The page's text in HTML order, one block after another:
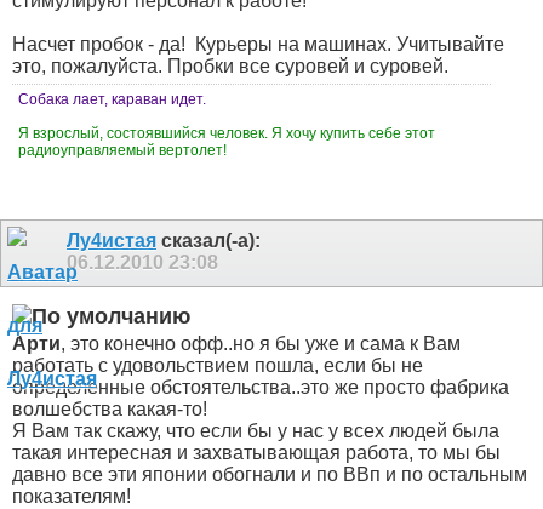
Насчет пробок - да!
Курьеры на машинах. Учитывайте
это, пожалуйста. Пробки все суровей и суровей.
Собака лает, караван идет.
Я взрослый, состоявшийся человек. Я хочу купить себе этот
радиоуправляемый вертолет!
Лу4истая сказал(-а):
06.12.2010 23:08
Арти, это конечно офф..но я бы уже и сама к Вам
работать с удовольствием пошла, если бы не
определенные обстоятельства..это же просто фабрика
волшебства какая-то!
Я Вам так скажу, что если бы у нас у всех людей была
такая интересная и захватывающая работа, то мы бы
давно все эти японии обогнали и по ВВп и по остальным
показателям!